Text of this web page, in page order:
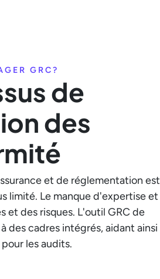
GRC?
de
des
et de réglementation est
limité. Le manque d'expertise et
et des risques. L'outil GRC de
des cadres intégrés, aidant ainsi
les audits.